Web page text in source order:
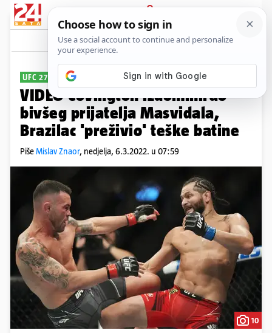
PRIJAVA
Sport Komentari
UFC 272
VIDEO Covington izdominirao
bivšeg prijatelja Masvidala,
Brazilac 'preživio' teške batine
PišeMislav Znaor, nedjelja, 6.3.2022. u 07:59
10